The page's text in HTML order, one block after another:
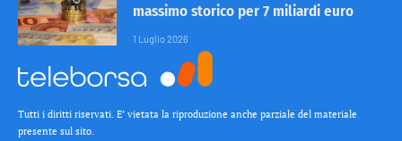
massimo storico per 7 miliardi euro
1 Luglio 2026
Tutti i diritti riservati. E’ vietata la riproduzione anche parziale del materiale
presente sul sito.